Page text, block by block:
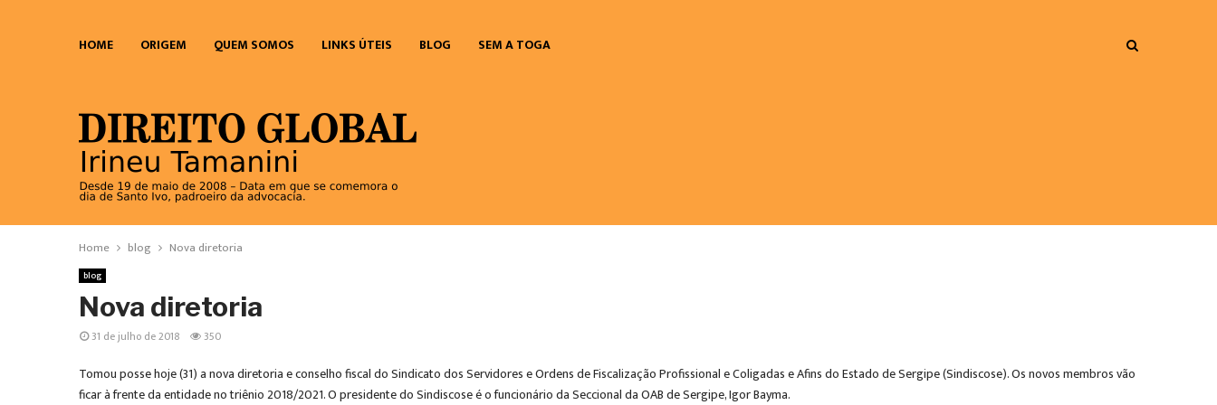
HOME ORIGEM QUEM SOMOS LINKS ÚTEIS BLOG SEM A TOGA
Home blog Nova diretoria
blog
Nova diretoria
31 de julho de 2018 350
Tomou posse hoje (31) a nova diretoria e conselho fiscal do Sindicato dos Servidores e Ordens de Fiscalização Profissional e Coligadas e Afins do Estado de Sergipe (Sindiscose). Os novos membros vão
ficar à frente da entidade no triênio 2018/2021. O presidente do Sindiscose é o funcionário da Seccional da OAB de Sergipe, Igor Bayma.